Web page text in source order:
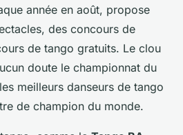
année en août, propose
des concours de
de tango gratuits. Le clou
doute le championnat du
meilleurs danseurs de tango
de champion du monde.